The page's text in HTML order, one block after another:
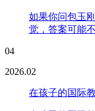
如果你问包玉
觉，答案可能
04
2026.02
在孩子的国际